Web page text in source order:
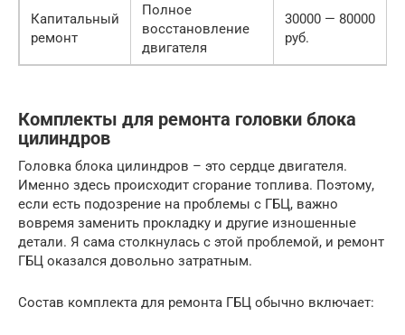
Капитальный
ремонт
Полное
восстановление
двигателя
30000 — 80000
руб.
Комплекты для ремонта головки блока
цилиндров
Головка блока цилиндров – это сердце двигателя.
Именно здесь происходит сгорание топлива. Поэтому,
если есть подозрение на проблемы с ГБЦ, важно
вовремя заменить прокладку и другие изношенные
детали. Я сама столкнулась с этой проблемой, и ремонт
ГБЦ оказался довольно затратным.
Состав комплекта для ремонта ГБЦ обычно включает: